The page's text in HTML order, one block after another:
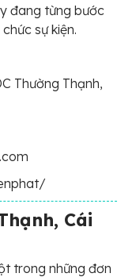
đang từng bước
sự kiện.
Thường Thạnh,
Cái
trong những đơn